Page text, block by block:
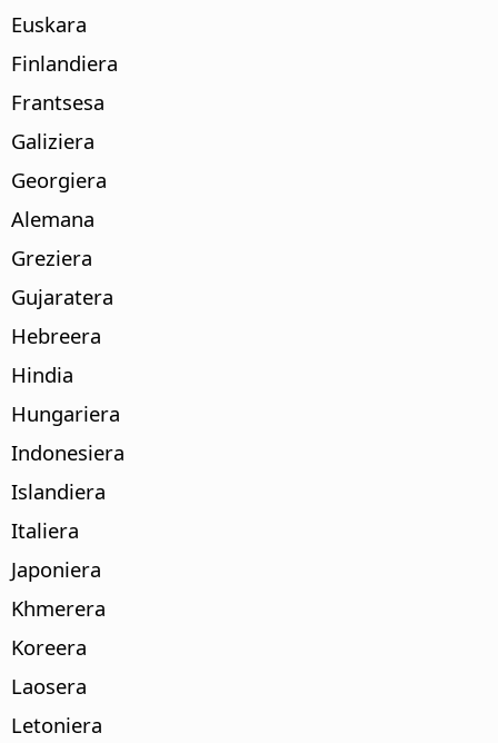
Euskara
Finlandiera
Frantsesa
Galiziera
Georgiera
Alemana
Greziera
Gujaratera
Hebreera
Hindia
Hungariera
Indonesiera
Islandiera
Italiera
Japoniera
Khmerera
Koreera
Laosera
Letoniera